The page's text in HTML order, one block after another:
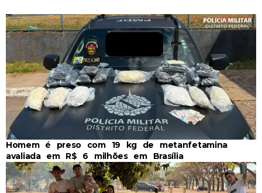
Homem é preso com 19 kg de metanfetamina
avaliada em R$ 6 milhões em Brasília